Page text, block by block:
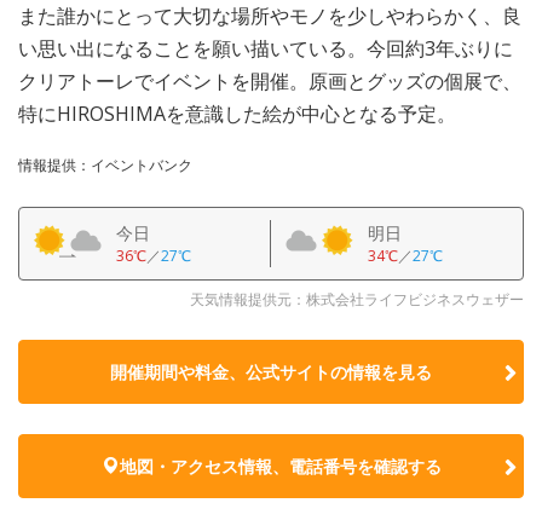
また誰かにとって大切な場所やモノを少しやわらかく、良
い思い出になることを願い描いている。今回約3年ぶりに
クリアトーレでイベントを開催。原画とグッズの個展で、
特にHIROSHIMAを意識した絵が中心となる予定。
情報提供：イベントバンク
今日
36℃／27℃
明日
34℃／27℃
天気情報提供元：株式会社ライフビジネスウェザー
開催期間や料金、公式サイトの情報を見る
地図・アクセス情報、電話番号を確認する